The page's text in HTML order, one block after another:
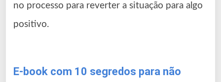
no processo para reverter a situação para algo
positivo.
E-book com 10 segredos para não